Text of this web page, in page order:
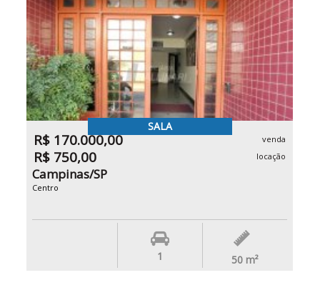
SALA
R$ 170.000,00 venda
R$ 750,00 locação
Campinas/SP
Centro
1 50 m²